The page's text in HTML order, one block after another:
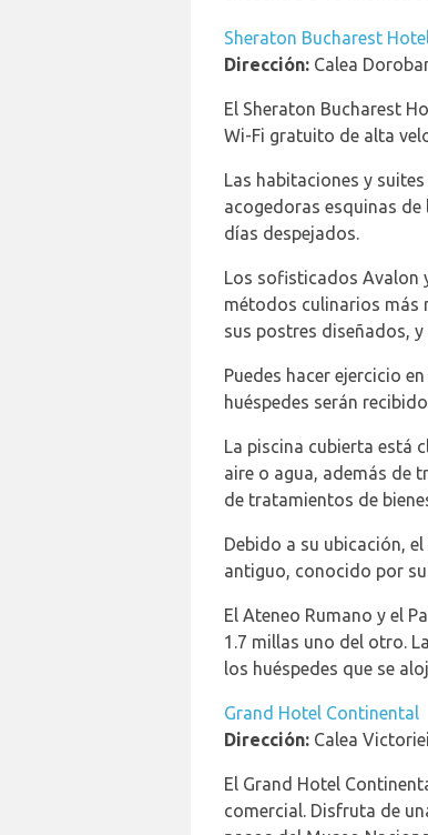
Sheraton Bucharest
Dirección: Calea
El Sheraton Bucharest
Wi-Fi gratuito de alta
Las habitaciones y
acogedoras esquinas
días despejados.
Los sofisticados Avalon
métodos culinarios más
sus postres diseñados,
Puedes hacer ejercicio
huéspedes serán
La piscina cubierta está
aire o agua, además de
de tratamientos de
Debido a su ubicación,
antiguo, conocido por
El Ateneo Rumano y el
1.7 millas uno del otro.
los huéspedes que se
Grand Hotel Continental
Dirección: Calea
El Grand Hotel
comercial. Disfruta de